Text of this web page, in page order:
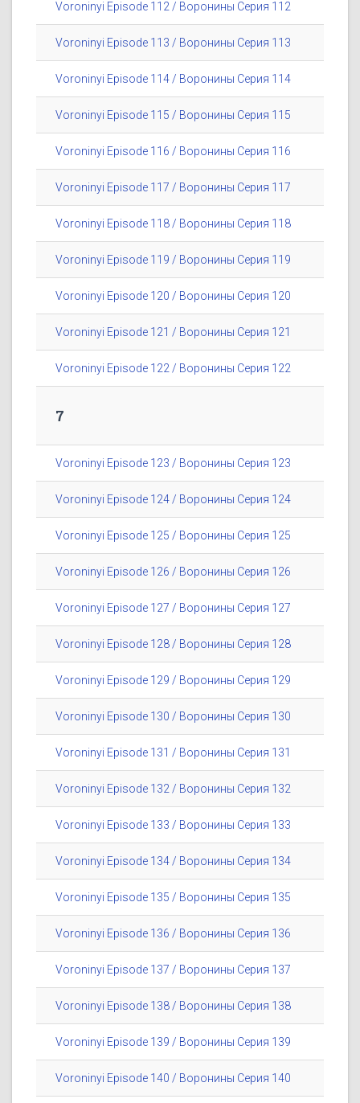
Voroninyi Episode 112 / Воронины Серия 112
Voroninyi Episode 113 / Воронины Серия 113
Voroninyi Episode 114 / Воронины Серия 114
Voroninyi Episode 115 / Воронины Серия 115
Voroninyi Episode 116 / Воронины Серия 116
Voroninyi Episode 117 / Воронины Серия 117
Voroninyi Episode 118 / Воронины Серия 118
Voroninyi Episode 119 / Воронины Серия 119
Voroninyi Episode 120 / Воронины Серия 120
Voroninyi Episode 121 / Воронины Серия 121
Voroninyi Episode 122 / Воронины Серия 122
7
Voroninyi Episode 123 / Воронины Серия 123
Voroninyi Episode 124 / Воронины Серия 124
Voroninyi Episode 125 / Воронины Серия 125
Voroninyi Episode 126 / Воронины Серия 126
Voroninyi Episode 127 / Воронины Серия 127
Voroninyi Episode 128 / Воронины Серия 128
Voroninyi Episode 129 / Воронины Серия 129
Voroninyi Episode 130 / Воронины Серия 130
Voroninyi Episode 131 / Воронины Серия 131
Voroninyi Episode 132 / Воронины Серия 132
Voroninyi Episode 133 / Воронины Серия 133
Voroninyi Episode 134 / Воронины Серия 134
Voroninyi Episode 135 / Воронины Серия 135
Voroninyi Episode 136 / Воронины Серия 136
Voroninyi Episode 137 / Воронины Серия 137
Voroninyi Episode 138 / Воронины Серия 138
Voroninyi Episode 139 / Воронины Серия 139
Voroninyi Episode 140 / Воронины Серия 140